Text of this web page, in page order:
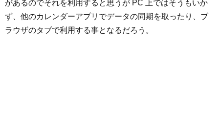
があるのでそれを利用すると思うが PC 上ではそうもいか
ず、他のカレンダーアプリでデータの同期を取ったり、ブ
ラウザのタブで利用する事となるだろう。